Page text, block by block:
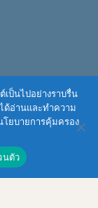
เป็นไปอย่างราบรื่น
ด้อ่านและทำความ
โยบายการคุ้มครอง
นตัว